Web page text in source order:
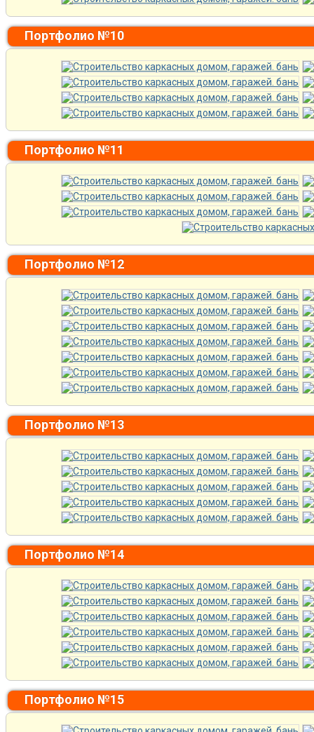
Портфолио №10
Портфолио №11
Портфолио №12
Портфолио №13
Портфолио №14
Портфолио №15